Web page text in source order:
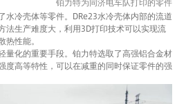
水冷壳体等零件。DRe23水冷壳体内部的流道
法生产难度大，利用3D打印技术可以实现流
性能。
量化的重要手段。铂力特选取了高强铝合金材
度高等特性，可以在减重的同时保证零件的强